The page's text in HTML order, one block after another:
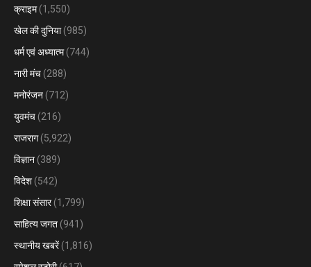
क्राइम(1,550)
खेल की दुनिया(985)
धर्म एवं अध्यात्म(744)
नारी मंच (288)
मनोरंजन (712)
युवमंच (216)
राजराग(5,922)
विज्ञान (389)
विदेश (542)
शिक्षा संसार(1,799)
साहित्य जगत (941)
स्थानीय खबरें(1,816)